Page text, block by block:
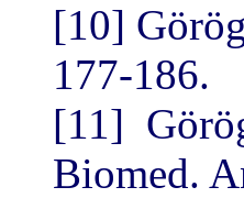
[10]
177-186.
[11]
Biomed.